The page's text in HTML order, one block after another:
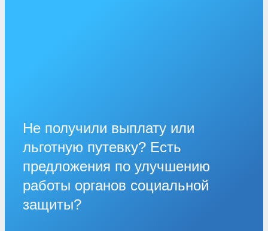
Не получили выплату или
льготную путевку? Есть
предложения по улучшению
работы органов социальной
защиты?